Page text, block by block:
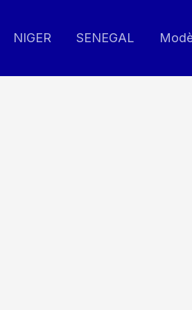
NIGER SENEGAL